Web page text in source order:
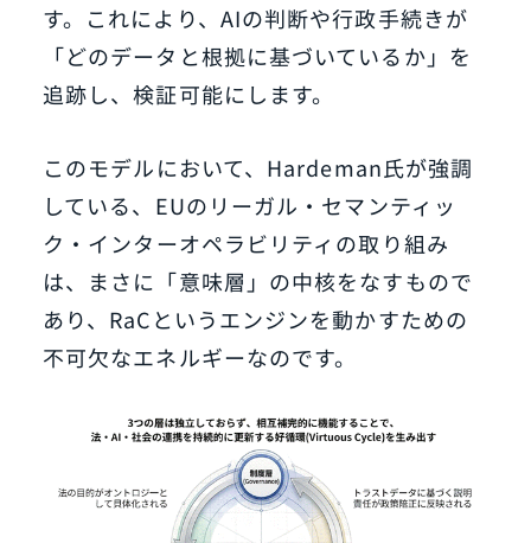
す。これにより、AIの判断や行政手続きが
「どのデータと根拠に基づいているか」を
追跡し、検証可能にします。
このモデルにおいて、Hardeman氏が強調
している、EUのリーガル・セマンティッ
ク・インターオペラビリティの取り組み
は、まさに「意味層」の中核をなすもので
あり、RaCというエンジンを動かすための
不可欠なエネルギーなのです。